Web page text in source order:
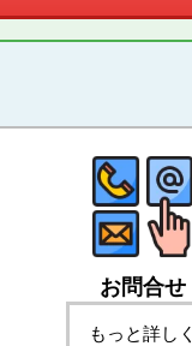
お問合せ
もっと詳しく